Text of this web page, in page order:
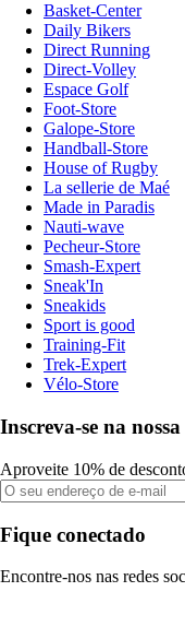
Basket-Center
Daily Bikers
Direct Running
Direct-Volley
Espace Golf
Foot-Store
Galope-Store
Handball-Store
House of Rugby
La sellerie de Maé
Made in Paradis
Nauti-wave
Pecheur-Store
Smash-Expert
Sneak'In
Sneakids
Sport is good
Training-Fit
Trek-Expert
Vélo-Store
Inscreva-se na
Aproveite 10% de
Fique conectado
Encontre-nos nas redes